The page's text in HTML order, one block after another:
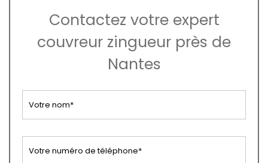
Contactez votre expert
couvreur zingueur près de
Nantes